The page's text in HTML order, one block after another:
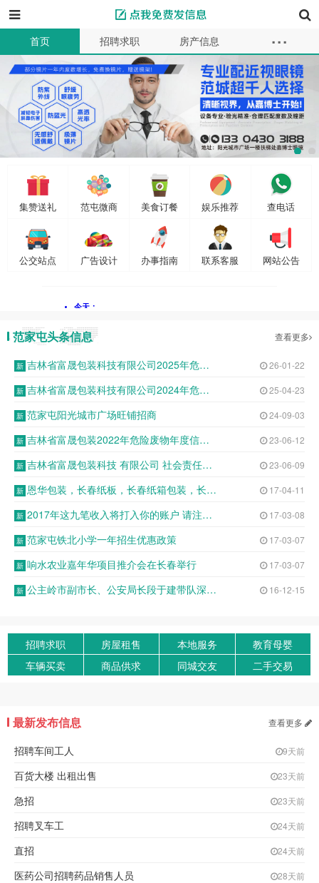
首页 招聘求职
房产信息
本地服务
教育母婴 车辆买卖
商品供求
同城交友
二手买卖 资讯
商家
信息
会员 发布信息
...
集赞送礼 范屯微商 美食订餐 娱乐推荐 查电话
公交站点 广告设计 办事指南 联系客服 网站公告
范家屯头条信息 查看更多
吉林省富晟包装科技有限公司2025年危险废物申报年度报告表 26-01-22
吉林省富晟包装科技有限公司2024年危险废物年报公示 25-04-23
范家屯阳光城市广场旺铺招商 24-09-03
吉林省富晟包装2022年危险废物年度信息公开表 23-06-12
吉林省富晟包装科技 有限公司 社会责任报告 23-06-09
恩华包装，长春纸板，长春纸箱包装，长春纸箱定制，长春纸板包装，纸箱包装箱 17-04-11
2017年这九笔收入将打入你的账户 请注意查收 17-03-08
范家屯铁北小学一年招生优惠政策 17-03-07
响水农业嘉年华项目推介会在长春举行 17-03-07
公主岭市副市长、公安局长段于建带队深入基层派出所开展调研座谈 16-12-15
招聘求职 房屋租售 本地服务
教育母婴
车辆买卖
商品供求 同城交友 二手交易
最新发布信息 查看更多
招聘车间工人 9天前
百货大楼 出租出售 23天前
急招 23天前
招聘叉车工 24天前
直招 24天前
医药公司招聘药品销售人员 28天前